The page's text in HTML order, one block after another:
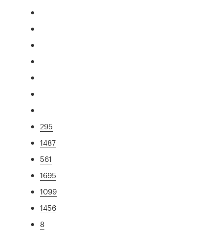
295
1487
561
1695
1099
1456
8